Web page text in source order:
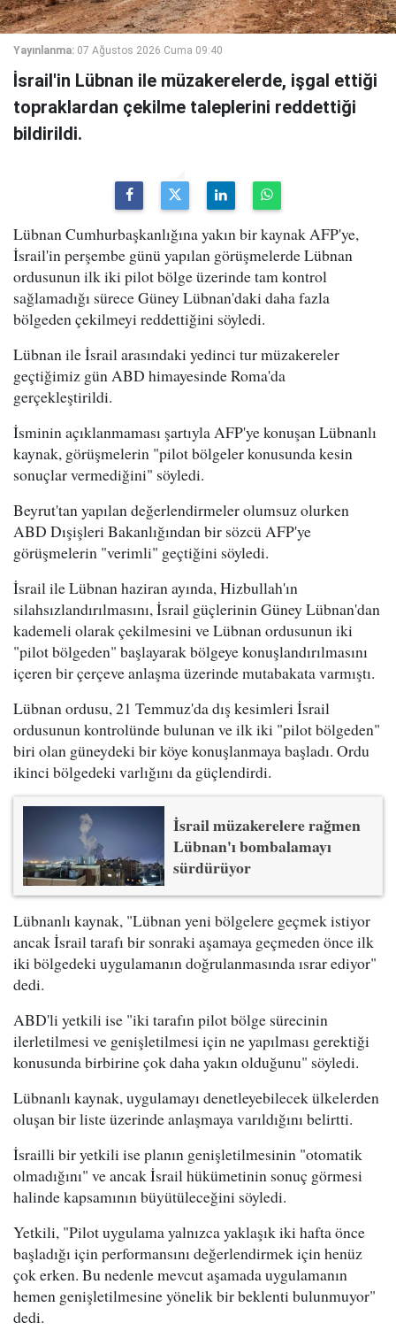
Yayınlanma: 07 Ağustos 2026 Cuma 09:40
İsrail'in Lübnan ile müzakerelerde, işgal ettiği
topraklardan çekilme taleplerini reddettiği
bildirildi.
Lübnan Cumhurbaşkanlığına yakın bir kaynak AFP'ye,
İsrail'in perşembe günü yapılan görüşmelerde Lübnan
ordusunun ilk iki pilot bölge üzerinde tam kontrol
sağlamadığı sürece Güney Lübnan'daki daha fazla
bölgeden çekilmeyi reddettiğini söyledi.
Lübnan ile İsrail arasındaki yedinci tur müzakereler
geçtiğimiz gün ABD himayesinde Roma'da
gerçekleştirildi.
İsminin açıklanmaması şartıyla AFP'ye konuşan Lübnanlı
kaynak, görüşmelerin "pilot bölgeler konusunda kesin
sonuçlar vermediğini" söyledi.
Beyrut'tan yapılan değerlendirmeler olumsuz olurken
ABD Dışişleri Bakanlığından bir sözcü AFP'ye
görüşmelerin "verimli" geçtiğini söyledi.
İsrail ile Lübnan haziran ayında, Hizbullah'ın
silahsızlandırılmasını, İsrail güçlerinin Güney Lübnan'dan
kademeli olarak çekilmesini ve Lübnan ordusunun iki
"pilot bölgeden" başlayarak bölgeye konuşlandırılmasını
içeren bir çerçeve anlaşma üzerinde mutabakata varmıştı.
Lübnan ordusu, 21 Temmuz'da dış kesimleri İsrail
ordusunun kontrolünde bulunan ve ilk iki "pilot bölgeden"
biri olan güneydeki bir köye konuşlanmaya başladı. Ordu
ikinci bölgedeki varlığını da güçlendirdi.
İsrail müzakerelere rağmen
Lübnan'ı bombalamayı
sürdürüyor
Lübnanlı kaynak, "Lübnan yeni bölgelere geçmek istiyor
ancak İsrail tarafı bir sonraki aşamaya geçmeden önce ilk
iki bölgedeki uygulamanın doğrulanmasında ısrar ediyor"
dedi.
ABD'li yetkili ise "iki tarafın pilot bölge sürecinin
ilerletilmesi ve genişletilmesi için ne yapılması gerektiği
konusunda birbirine çok daha yakın olduğunu" söyledi.
Lübnanlı kaynak, uygulamayı denetleyebilecek ülkelerden
oluşan bir liste üzerinde anlaşmaya varıldığını belirtti.
İsrailli bir yetkili ise planın genişletilmesinin "otomatik
olmadığını" ve ancak İsrail hükümetinin sonuç görmesi
halinde kapsamının büyütüleceğini söyledi.
Yetkili, "Pilot uygulama yalnızca yaklaşık iki hafta önce
başladığı için performansını değerlendirmek için henüz
çok erken. Bu nedenle mevcut aşamada uygulamanın
hemen genişletilmesine yönelik bir beklenti bulunmuyor"
dedi.